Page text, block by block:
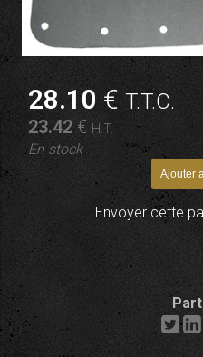
28.10 €T.T.C.
23.42 € H.T.
En stock
Envoyer cette